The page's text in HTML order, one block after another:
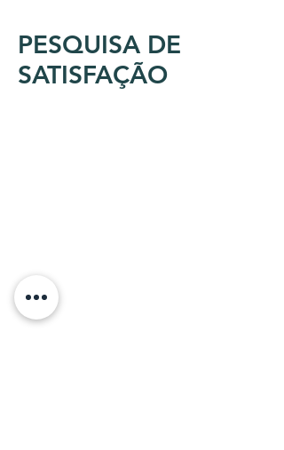
PESQUISA DE
SATISFAÇÃO